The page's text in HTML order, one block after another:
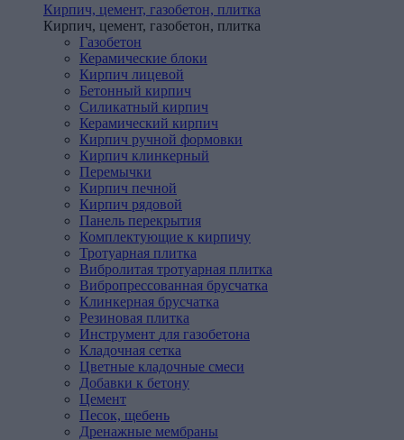
Кирпич, цемент, газобетон, плитка
Кирпич, цемент, газобетон, плитка
Газобетон
Керамические блоки
Кирпич лицевой
Бетонный кирпич
Силикатный кирпич
Керамический кирпич
Кирпич ручной формовки
Кирпич клинкерный
Перемычки
Кирпич печной
Кирпич рядовой
Панель перекрытия
Комплектующие к кирпичу
Тротуарная плитка
Вибролитая тротуарная плитка
Вибропрессованная брусчатка
Клинкерная брусчатка
Резиновая плитка
Инструмент для газобетона
Кладочная сетка
Цветные кладочные смеси
Добавки к бетону
Цемент
Песок, щебень
Дренажные мембраны